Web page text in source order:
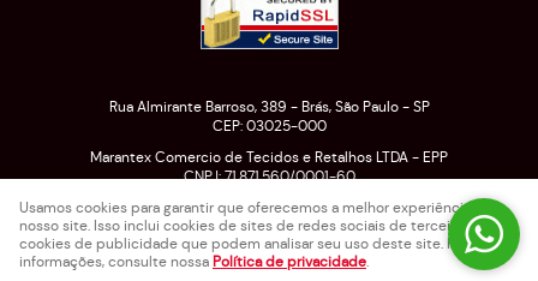
Rua Almirante Barroso, 389 - Brás, São Paulo- SP
CEP: 03025-000
Marantex Comercio de Tecidos e Retalhos LTDA - EPP
CNPJ: 71.871.560/0001-60
LOJA VIRTUAL CRIADA POR
Usamos cookies para garantir que oferecemos a melhor experiência em
nosso site. Isso inclui cookies de sites de redes sociais de terceiros e
cookies de publicidade que podem analisar seu uso deste site. Para mais
informações, consulte nossa Política de privacidade.